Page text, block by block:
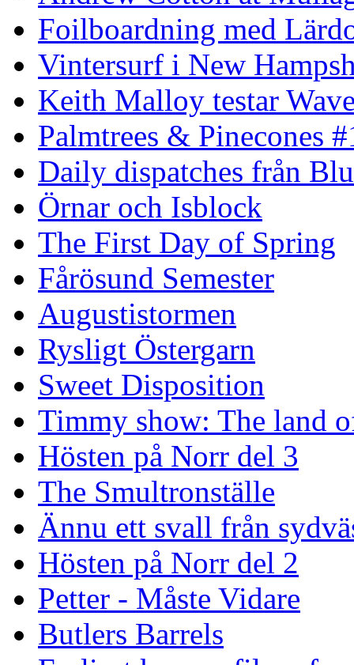
Foilboardning med
Vintersurf i New
Keith Malloy testar
Palmtrees & Pinecones
Daily dispatches från
Örnar och Isblock
The First Day of Spring
Fårösund Semester
Augustistormen
Rysligt Östergarn
Sweet Disposition
Timmy show: The land
Hösten på Norr del 3
The Smultronställe
Ännu ett svall från
Hösten på Norr del 2
Petter - Måste Vidare
Butlers Barrels